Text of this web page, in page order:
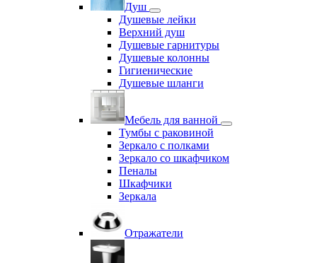
Душ
Душевые лейки
Верхний душ
Душевые гарнитуры
Душевые колонны
Гигиенические
Душевые шланги
Мебель для ванной
Тумбы с раковиной
Зеркало с полками
Зеркало со шкафчиком
Пеналы
Шкафчики
Зеркала
Отражатели